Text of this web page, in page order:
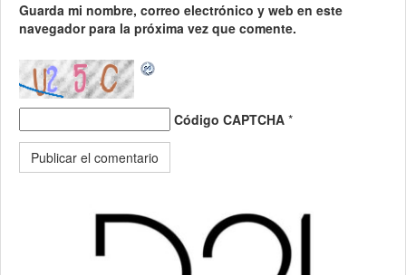
Guarda mi nombre, correo electrónico y web en este
navegador para la próxima vez que comente.
Código CAPTCHA *